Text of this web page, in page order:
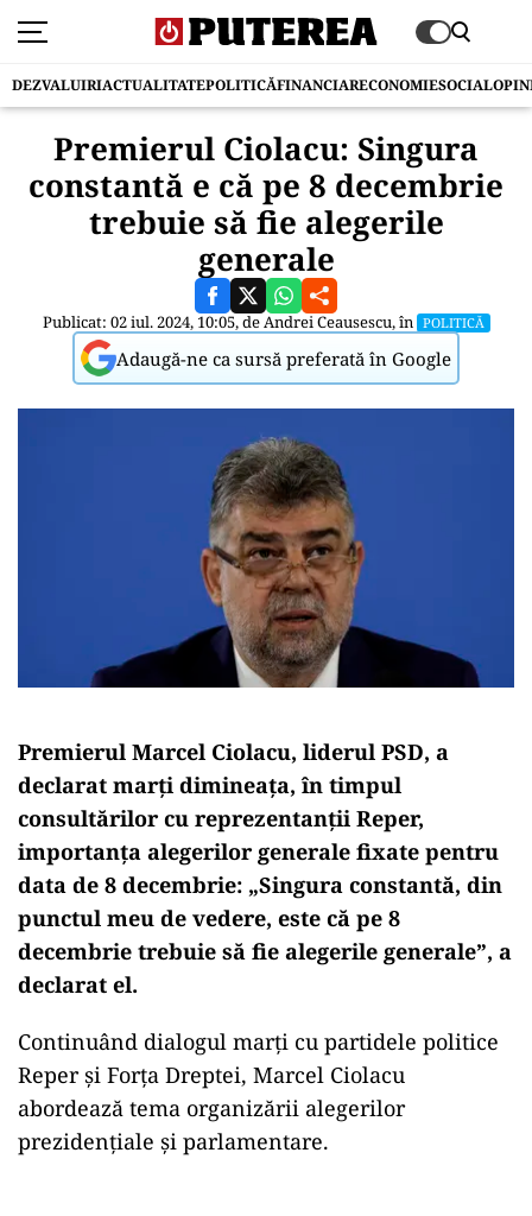
DEZVALUIRIACTUALITATEPOLITICĂFINANCIARECONOMIESOCIAL
Premierul Ciolacu: Singura
constantă e că pe 8 decembrie
trebuie să fie alegerile
generale
Publicat: 02 iul. 2024, 10:05, deAndrei Ceausescu, în POLITICĂ
Adaugă-ne ca sursă preferată în Google
Premierul Marcel Ciolacu, liderul PSD, a
declarat marți dimineața, în timpul
consultărilor cu reprezentanții Reper,
importanța alegerilor generale fixate pentru
data de 8 decembrie: „Singura constantă, din
punctul meu de vedere, este că pe 8
decembrie trebuie să fie alegerile generale”, a
declarat el.
Continuând dialogul marți cu partidele politice
Reper și Forța Dreptei, Marcel Ciolacu
abordează tema organizării alegerilor
prezidențiale și parlamentare.